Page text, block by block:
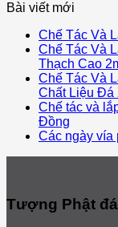
Bài viết mới
Chế Tác Và
Chế Tác Và
Thạch Cao
Chế Tác Và
Chất Liệu Đá
Chế tác và
Đồng
Các ngày vía
Tượng Phật đá